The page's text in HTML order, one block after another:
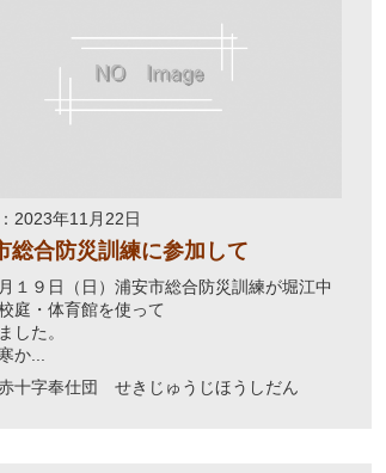
2023年11月22日
総合防災訓練に参加して
１９日（日）浦安市総合防災訓練が堀江中
庭・体育館を使って
した。
か...
十字奉仕団 せきじゅうじほうしだん